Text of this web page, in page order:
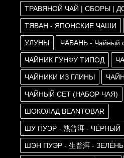
ТРАВЯНОЙ ЧАЙ | СБОРЫ |
ТЯВАН - ЯПОНСКИЕ ЧАШИ
УЛУНЫ ЧАБАНЬ - Чайный
ЧАЙНИК ГУНФУ ТИПОД
ЧАЙНИКИ ИЗ ГЛИНЫ
ЧАЙНЫЙ СЕТ (НАБОР ЧАЯ)
ШОКОЛАД BEANTOBAR
ШУ ПУЭР - 熟普洱 - ЧЁРНЫЙ
ШЭН ПУЭР - 生普洱 -